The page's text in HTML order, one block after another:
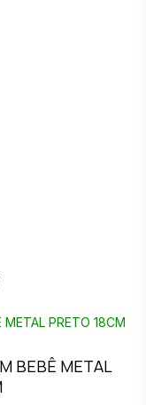
BEBÊ METAL